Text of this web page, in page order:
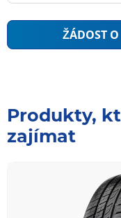
ŽÁDOST
Produkty,
zajímat